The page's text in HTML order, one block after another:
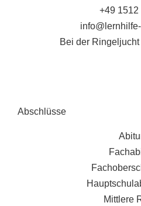
+49
Bei der
Abschlüsse
Mittlere